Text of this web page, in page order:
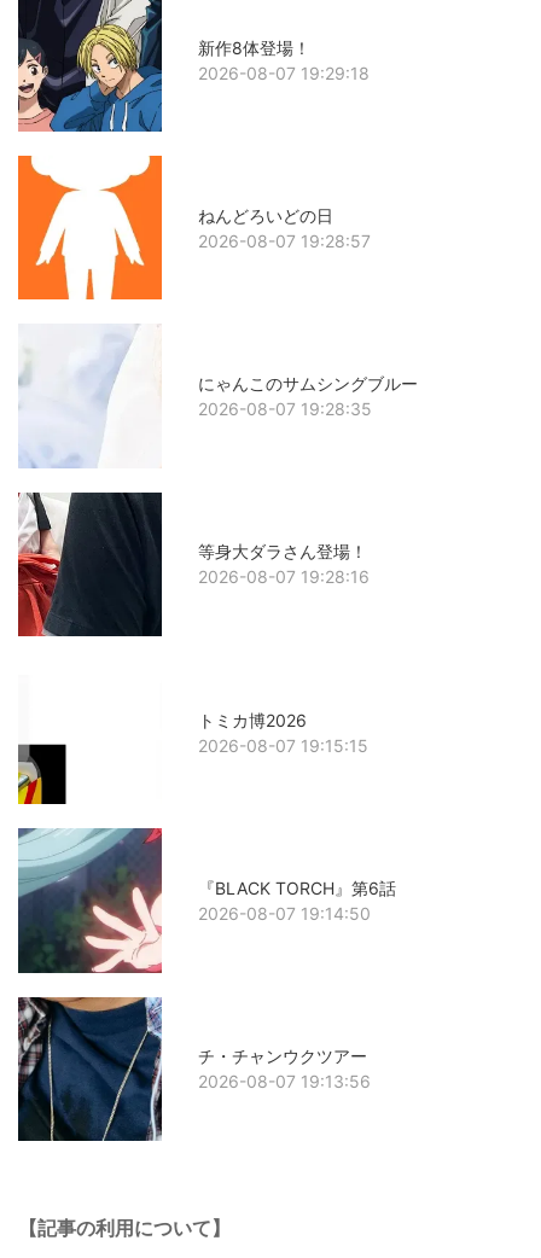
新作8体登場！
2026-08-07 19:29:18
ねんどろいどの日
2026-08-07 19:28:57
にゃんこのサムシングブルー
2026-08-07 19:28:35
等身大ダラさん登場！
2026-08-07 19:28:16
トミカ博2026
2026-08-07 19:15:15
『BLACK TORCH』第6話
2026-08-07 19:14:50
チ・チャンウクツアー
2026-08-07 19:13:56
【記事の利用について】